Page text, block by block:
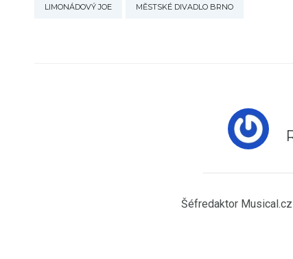
LIMONÁDOVÝ JOE MĚSTSKÉ DIVADLO BRNO
Šéfredaktor